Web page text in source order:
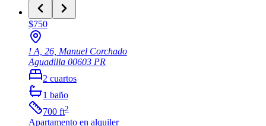
$750
! A, 26, Manuel Corchado
Aguadilla 00603 PR
2 cuartos
1 baño
700 ft2
Apartamento en alquiler